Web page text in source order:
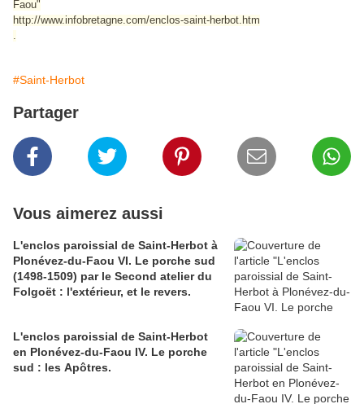
Faou"
http://www.infobretagne.com/enclos-saint-herbot.htm
.
#Saint-Herbot
Partager
Vous aimerez aussi
L'enclos paroissial de Saint-Herbot à
Plonévez-du-Faou VI. Le porche sud
(1498-1509) par le Second atelier du
Folgoët : l'extérieur, et le revers.
L'enclos paroissial de Saint-Herbot
en Plonévez-du-Faou IV. Le porche
sud : les Apôtres.